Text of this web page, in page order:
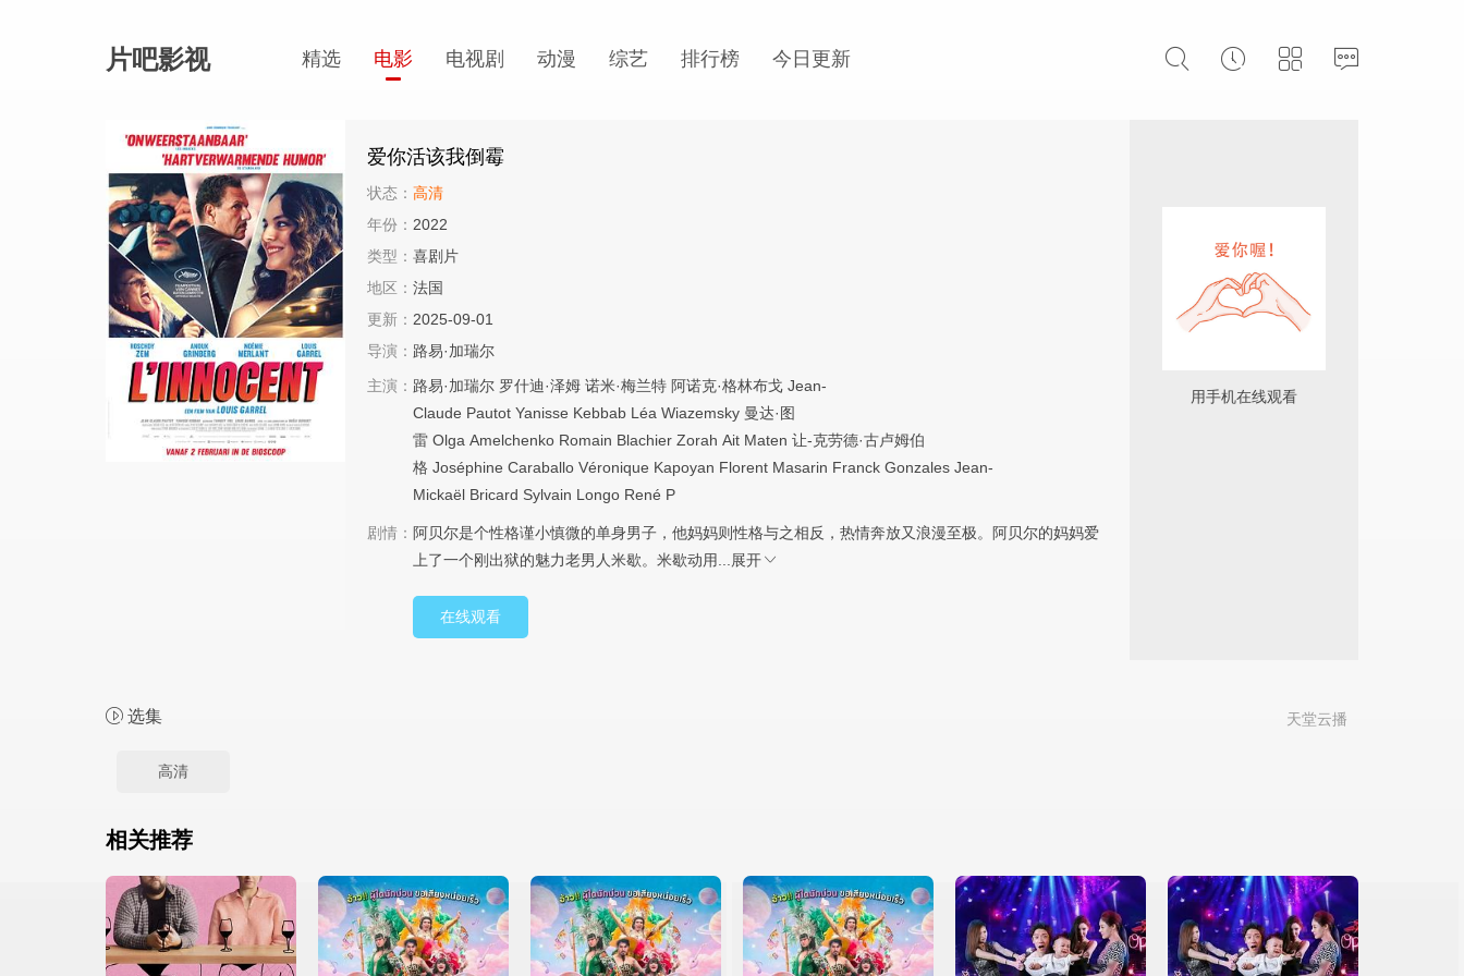
片吧影视 精选 电影 电视剧 动漫 综艺 排行榜 今日更新
爱你活该我倒霉
状态： 高清
年份： 2022
类型： 喜剧片
地区： 法国
更新： 2025-09-01
导演： 路易·加瑞尔
主演： 路易·加瑞尔 罗什迪·泽姆 诺米·梅兰特 阿诺克·格林布戈 Jean-
Claude Pautot Yanisse Kebbab Léa Wiazemsky 曼达·图
雷 Olga Amelchenko Romain Blachier Zorah Ait Maten 让-克劳德·古卢姆伯
格 Joséphine Caraballo Véronique Kapoyan Florent Masarin Franck Gonzales Jean-
Mickaël Bricard Sylvain Longo René P
剧情： 阿贝尔是个性格谨小慎微的单身男子，他妈妈则性格与之相反，热情奔放又浪漫至极。阿贝尔的妈妈爱
上了一个刚出狱的魅力老男人米歇。米歇动用...
展开
在线观看
用手机在线观看
天堂云播
选集
高清
相关推荐